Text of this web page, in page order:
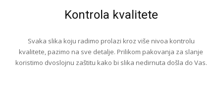
Kontrola kvalitete
Svaka slika koju radimo prolazi kroz više nivoa kontrolu
kvalitete, pazimo na sve detalje. Prilikom pakovanja za slanje
koristimo dvoslojnu zaštitu kako bi slika nedirnuta došla do Vas.